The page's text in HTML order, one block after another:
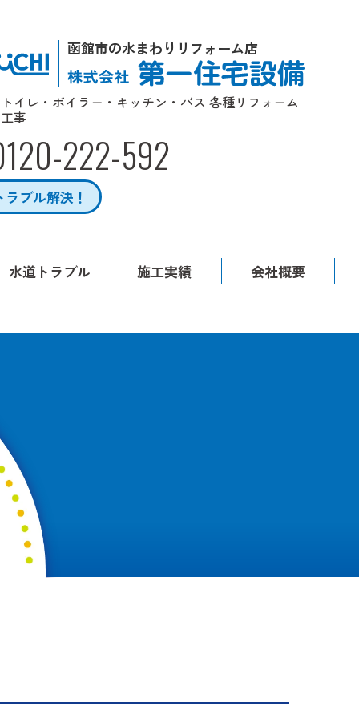
函館市の水まわりリフォーム店
トイレ・ボイラー・キッチン・バス 各種リフォーム
工事
222-592
ブル解決！
水道トラブル 施工実績 会社概要